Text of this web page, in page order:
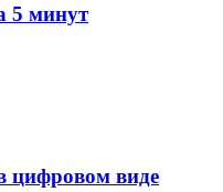
5 минут
цифровом виде